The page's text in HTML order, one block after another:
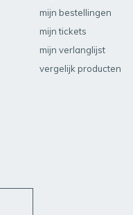
mijn bestellingen
mijn tickets
mijn verlanglijst
vergelijk producten